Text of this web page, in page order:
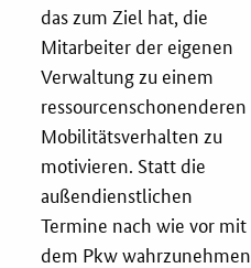
das zum Ziel hat, die
Mitarbeiter der eigenen
Verwaltung zu einem
ressourcenschonenderen
Mobilitätsverhalten zu
motivieren. Statt die
außendienstlichen
Termine nach wie vor mit
dem Pkw wahrzunehmen,